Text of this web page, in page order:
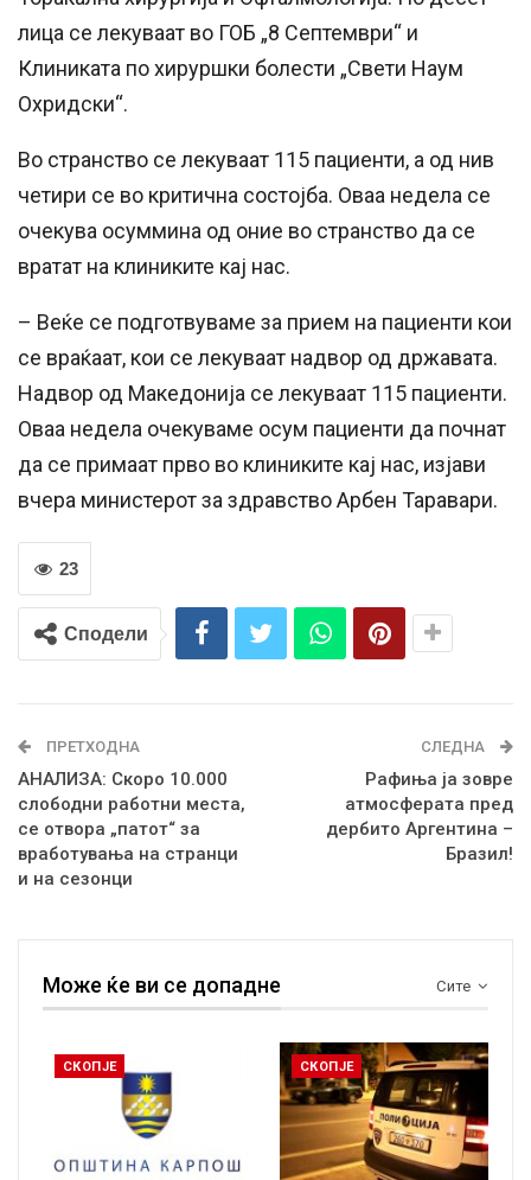
лица се лекуваат во ГОБ „8 Септември“ и
Клиниката по хируршки болести „Свети Наум
Охридски“.
Во странство се лекуваат 115 пациенти, а од нив
четири се во критична состојба. Оваа недела се
очекува осуммина од оние во странство да се
вратат на клиниките кај нас.
– Веќе се подготвуваме за прием на пациенти кои
се враќаат, кои се лекуваат надвор од државата.
Надвор од Македонија се лекуваат 115 пациенти.
Оваа недела очекуваме осум пациенти да почнат
да се примаат прво во клиниките кај нас, изјави
вчера министерот за здравство Арбен Таравари.
23
Сподели
ПРЕТХОДНА
АНАЛИЗА: Скоро 10.000
слободни работни места,
се отвора „патот“ за
вработувања на странци
и на сезонци
СЛЕДНА
Рафиња ја зовре
атмосферата пред
дербито Аргентина –
Бразил!
Сите
Може ќе ви се допадне
СКОПЈЕ СКОПЈЕ